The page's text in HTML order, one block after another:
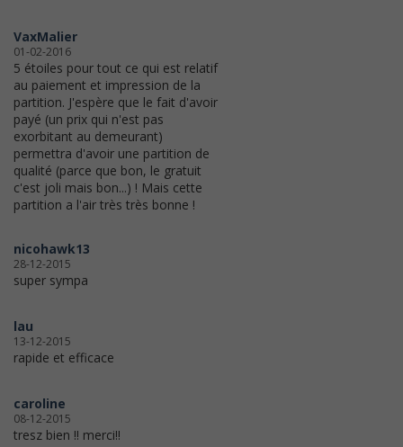
VaxMalier
01-02-2016
5 étoiles pour tout ce qui est relatif
au paiement et impression de la
partition. J'espère que le fait d'avoir
payé (un prix qui n'est pas
exorbitant au demeurant)
permettra d'avoir une partition de
qualité (parce que bon, le gratuit
c'est joli mais bon...) ! Mais cette
partition a l'air très très bonne !
nicohawk13
28-12-2015
super sympa
lau
13-12-2015
rapide et efficace
caroline
08-12-2015
tresz bien !! merci!!